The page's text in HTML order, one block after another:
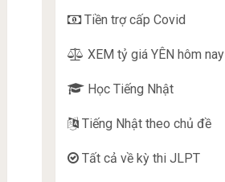
Tiền trợ cấp Covid
XEM tỷ giá YÊN hôm nay
Học Tiếng Nhật
Tiếng Nhật theo chủ đề
Tất cả về kỳ thi JLPT